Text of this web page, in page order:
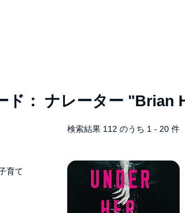
ド： ナレーター "Brian
育て
検索結果 112 のうち 1 - 20 件